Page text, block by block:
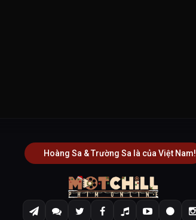
Hoàng Sa & Trường Sa là của Việt Nam!